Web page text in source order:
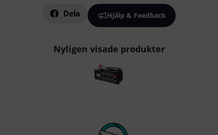
Dela Hjälp & Feedback
Nyligen visade produkter